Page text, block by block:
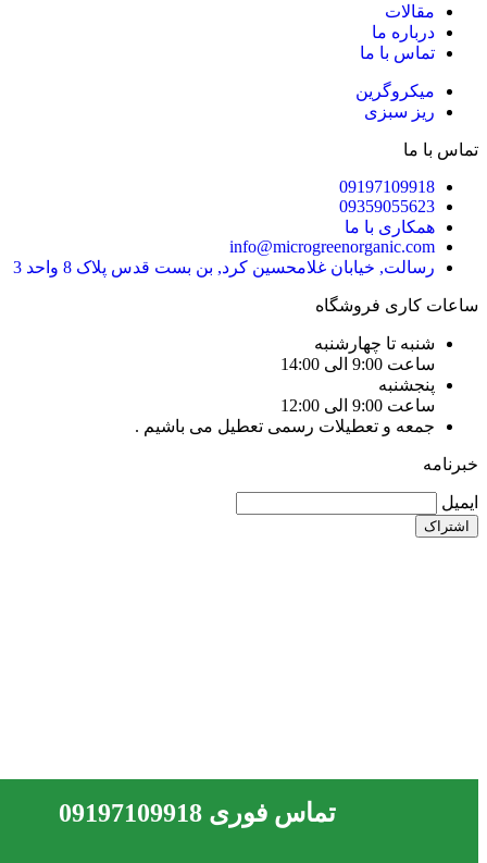
مقالات
درباره ما
تماس با ما
میکروگرین
ریز سبزی
تماس با ما
09197109918
09359055623
همکاری با ما
info@microgreenorganic.com
رسالت, خیابان غلامحسین کرد, بن بست قدس پلاک 8 واحد 3
ساعات کاری فروشگاه
شنبه تا چهارشنبه
ساعت 9:00 الی 14:00
پنجشنبه
ساعت 9:00 الی 12:00
جمعه و تعطیلات رسمی تعطیل می باشیم .
خبرنامه
ایمیل
تماس فوری 09197109918